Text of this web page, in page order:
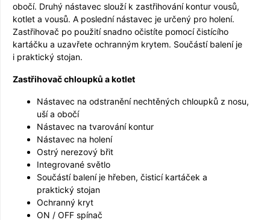
obočí. Druhý nástavec slouží k zastřihování kontur vousů,
kotlet a vousů. A poslední nástavec je určený pro holení.
Zastřihovač po použití snadno očistíte pomocí čistícího
kartáčku a uzavřete ochranným krytem. Součástí balení je
i praktický stojan.
Zastřihovač chloupků a kotlet
Nástavec na odstranění nechtěných chloupků z nosu,
uší a obočí
Nástavec na tvarování kontur
Nástavec na holení
Ostrý nerezový břit
Integrované světlo
Součástí balení je hřeben, čisticí kartáček a
praktický stojan
Ochranný kryt
ON / OFF spínač